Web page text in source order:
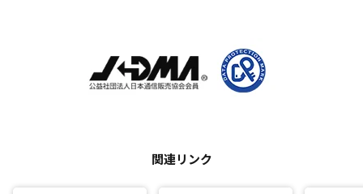
関連リンク